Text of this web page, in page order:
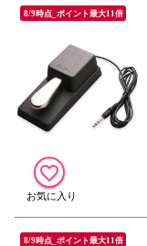
8/9時点_ポイント最大11倍
8/9時点_ポイント最大11倍